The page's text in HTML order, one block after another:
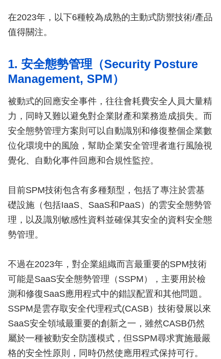
在2023年，以下6種較為成熟的主動式防禦技術/產品
值得關注。
1. 安全態勢管理（Security Posture
Management, SPM）
被動式的回應安全事件，往往會耗費安全人員大量精
力，同時又難以避免對企業財產和業務造成損失。而
安全態勢管理方案則可以自動識別和修復整個企業數
位化環境中的風險，幫助企業安全管理者進行風險視
覺化、自動化事件回應和合規性監控。
目前SPM技術包含有多種類型，包括了專注於雲基
礎設施（包括IaaS、SaaS和PaaS）的雲安全態勢管
理，以及識別敏感性資料並確保其安全的資料安全態
勢管理。
不過在2023年，對企業組織而言最重要的SPM技術
可能是SaaS安全態勢管理（SSPM），主要用於檢
測和修復SaaS應用程式中的錯誤配置和其他問題。
SSPM是雲存取安全代理程式(CASB）技術發展以來
SaaS安全領域最重要的創新之一，雖然CASB仍然
屬於一種被動安全防護模式，但SSPM尋求實施最嚴
格的安全性原則，同時仍然使應用程式保持可行。